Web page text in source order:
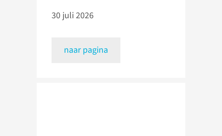
30 juli 2026
naar pagina